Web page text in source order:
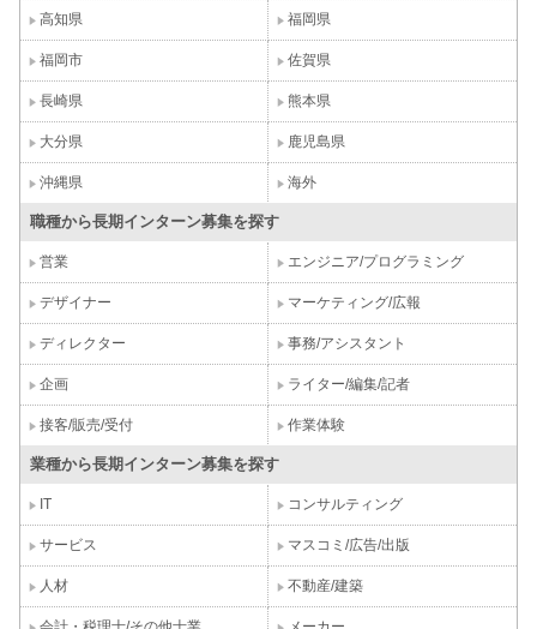
高知県 福岡県
福岡市 佐賀県
長崎県 熊本県
大分県 鹿児島県
沖縄県 海外
職種から長期インターン募集を探す
営業 エンジニア/プログラミング
デザイナー マーケティング/広報
ディレクター 事務/アシスタント
企画 ライター/編集/記者
接客/販売/受付 作業体験
業種から長期インターン募集を探す
IT コンサルティング
サービス マスコミ/広告/出版
人材 不動産/建築